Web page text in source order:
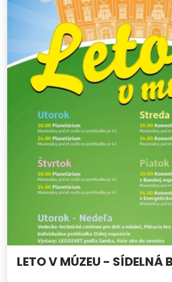
LETO V MÚZEU - SÍDELNÁ